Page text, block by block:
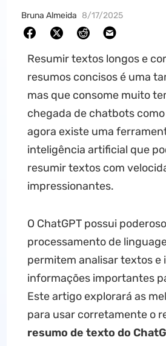
Bruna Almeida 8/17/2025
Resumir textos longos e
resumos concisos é uma
mas que consome muito
chegada de chatbots como
agora existe uma
inteligência artificial que
resumir textos com
impressionantes.
O ChatGPT possui
processamento de
permitem analisar textos e
informações importantes
Este artigo explorará as
para usar corretamente o
resumo de texto do